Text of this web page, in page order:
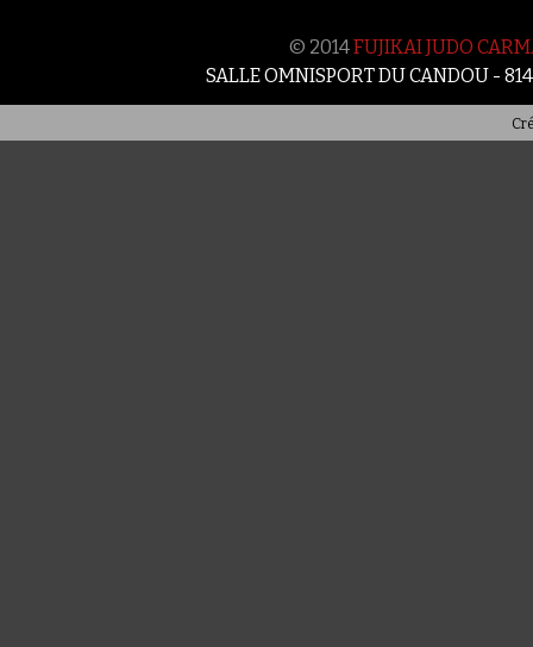
© 2014FUJIKAI JUDO
SALLE OMNISPORT DU CANDOU -